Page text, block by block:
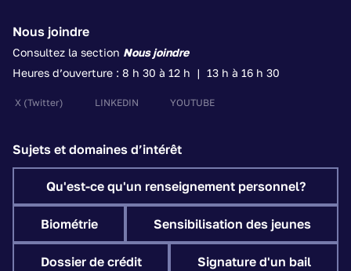
Nous joindre
Consultez la section Nous joindre
Heures d’ouverture : 8 h 30 à 12 h | 13 h à 16 h 30
X (Twitter) LINKEDIN YOUTUBE
Sujets et domaines d’intérêt
Qu'est-ce qu'un renseignement personnel?
Biométrie Sensibilisation des jeunes
Dossier de crédit Signature d'un bail